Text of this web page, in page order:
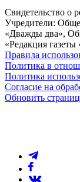
Свидетельство
Учредители:
«Дважды два»,
«Редакция
Правила
Политика в
Политика
Согласие на
Обновить